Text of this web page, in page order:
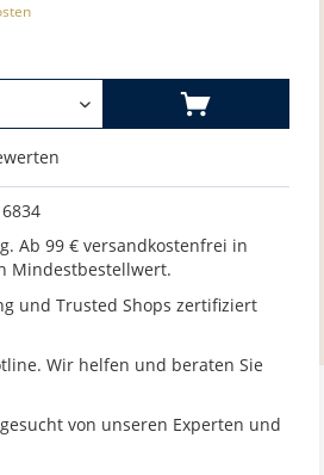
6834
Ab 99 € versandkostenfrei in
Mindestbestellwert.
und Trusted Shops zertifiziert
Wir helfen und beraten Sie
von unseren Experten und